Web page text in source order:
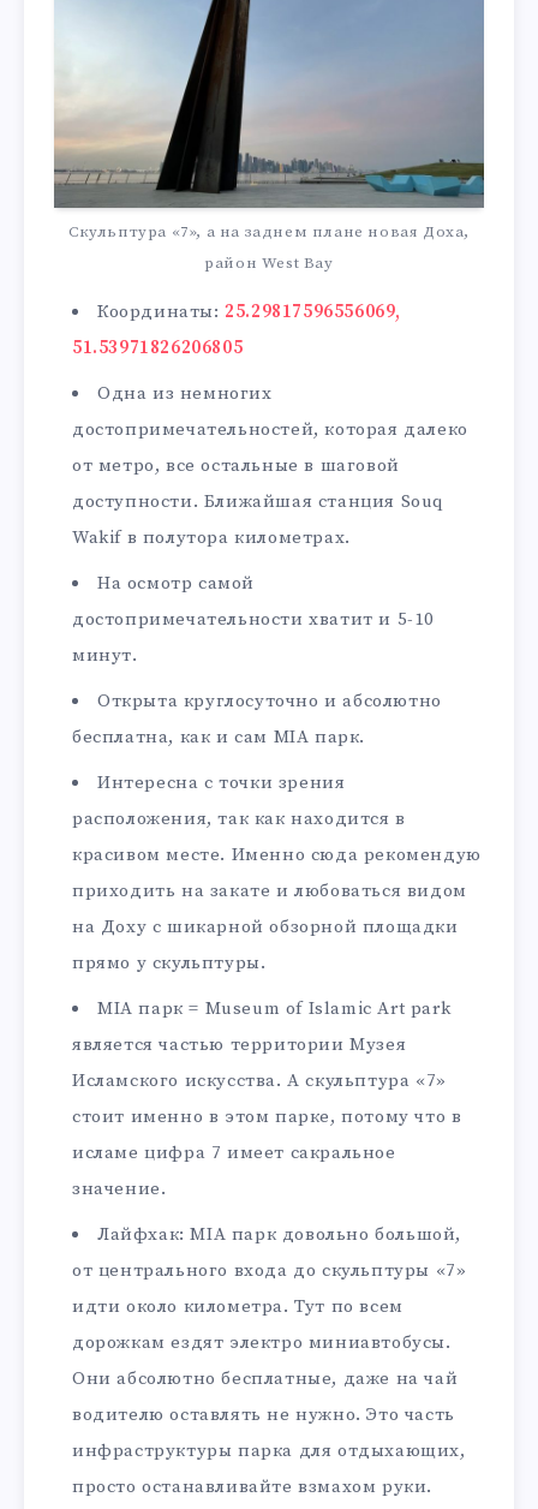
Скульптура «7», а на заднем плане новая Доха,
район West Bay
Координаты:25.29817596556069,
51.53971826206805
Одна из немногих
достопримечательностей, которая далеко
от метро, все остальные в шаговой
доступности. Ближайшая станция Souq
Wakif в полутора километрах.
На осмотр самой
достопримечательности хватит и 5-10
минут.
Открыта круглосуточно и абсолютно
бесплатна, как и сам MIA парк.
Интересна с точки зрения
расположения, так как находится в
красивом месте. Именно сюда рекомендую
приходить на закате и любоваться видом
на Доху с шикарной обзорной площадки
прямо у скульптуры.
MIA парк = Museum of Islamic Art park
является частью территории Музея
Исламского искусства. А скульптура «7»
стоит именно в этом парке, потому что в
исламе цифра 7 имеет сакральное
значение.
Лайфхак: MIA парк довольно большой,
от центрального входа до скульптуры «7»
идти около километра. Тут по всем
дорожкам ездят электро миниавтобусы.
Они абсолютно бесплатные, даже на чай
водителю оставлять не нужно. Это часть
инфраструктуры парка для отдыхающих,
просто останавливайте взмахом руки.